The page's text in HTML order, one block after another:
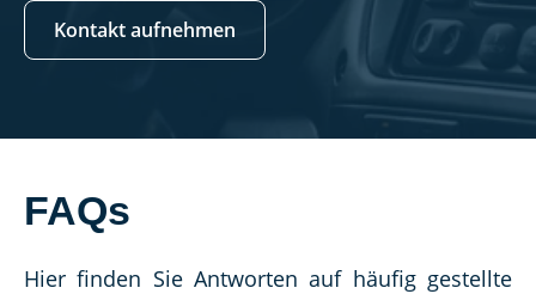
Kontakt aufnehmen
FAQs
Hier finden Sie Antworten auf häufig gestellte